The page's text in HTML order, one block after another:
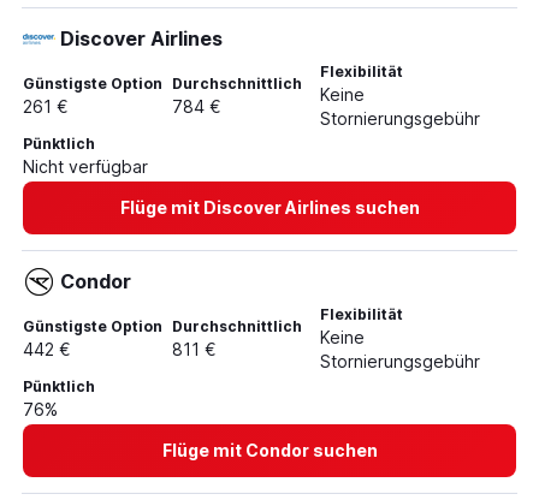
Discover Airlines
Günstigste Option
261 €
Durchschnittlich
784 €
Flexibilität
Keine
Stornierungsgebühr
Pünktlich
Nicht verfügbar
Flüge mit Discover Airlines suchen
Condor
Günstigste Option
442 €
Durchschnittlich
811 €
Flexibilität
Keine
Stornierungsgebühr
Pünktlich
76%
Flüge mit Condor suchen